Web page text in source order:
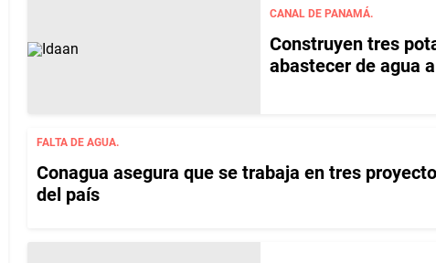
CANAL DE PANAMÁ.
Construyen tres
abastecer de agua
FALTA DE AGUA.
Conagua asegura que se trabaja en tres
del país